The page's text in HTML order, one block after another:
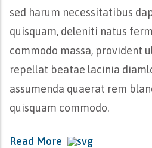
sed harum necessitatibus
quisquam, deleniti natus
commodo massa, provident
repellat beatae lacinia
assumenda quaerat rem
quisquam commodo.
Read More